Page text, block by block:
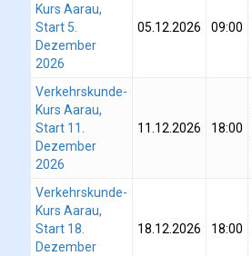
Kurs Aarau,
Start 5.
Dezember
2026
05.12.2026 09:00
Verkehrskunde-
Kurs Aarau,
Start 11.
Dezember
2026
11.12.2026 18:00
Verkehrskunde-
Kurs Aarau,
Start 18.
Dezember
18.12.2026 18:00